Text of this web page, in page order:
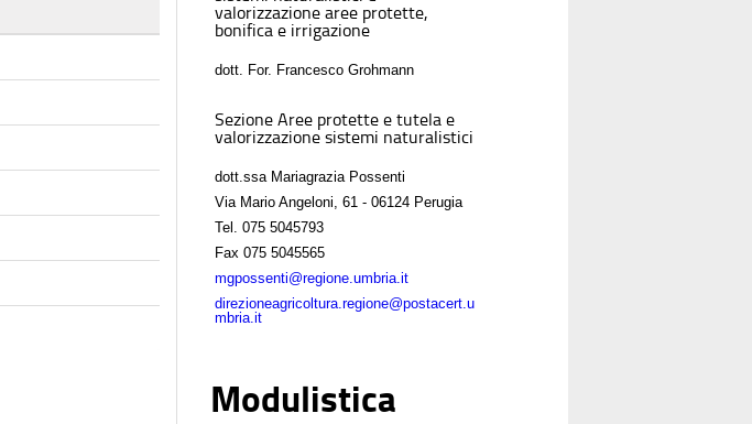
valorizzazione aree protette,
bonifica e irrigazione
dott. For. Francesco Grohmann
Sezione Aree protette e tutela e
valorizzazione sistemi naturalistici
dott.ssa Mariagrazia Possenti
Via Mario Angeloni, 61 - 06124 Perugia
Tel.
075 5045793
Fax 075 5045565
mgpossenti@regione.umbria.it
direzioneagricoltura.regione@postacert.u
mbria.it
Modulistica